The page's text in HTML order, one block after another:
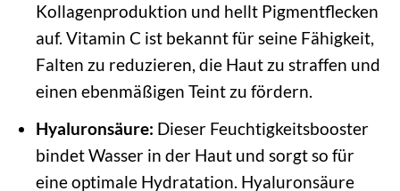
Kollagenproduktion und hellt Pigmentflecken
auf. Vitamin C ist bekannt für seine Fähigkeit,
Falten zu reduzieren, die Haut zu straffen und
einen ebenmäßigen Teint zu fördern.
Hyaluronsäure: Dieser Feuchtigkeitsbooster
bindet Wasser in der Haut und sorgt so für
eine optimale Hydratation. Hyaluronsäure